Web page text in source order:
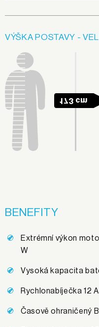
VÝŠKA POSTAVY -
173 cm
BENEFITY
Extrémní výkon
W
Vysoká kapacita
Rychlonabíječka 12 A
Časově ohraničený